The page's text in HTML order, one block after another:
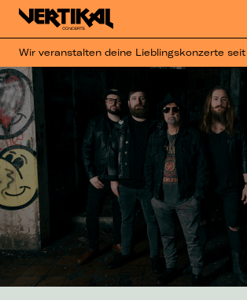
Wir veranstalten deine Lieblingskonzerte seit